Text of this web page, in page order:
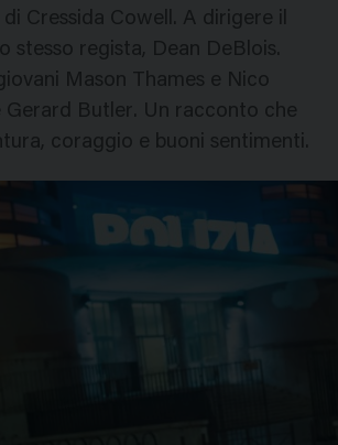
Cressida Cowell. A dirigere il
stesso regista, Dean DeBlois.
Mason Thames e Nico
Gerard Butler. Un racconto che
coraggio e buoni sentimenti.